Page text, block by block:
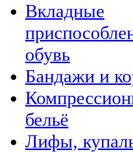
Вкладные
обувь
Бандажи и
бельё
Лифы,